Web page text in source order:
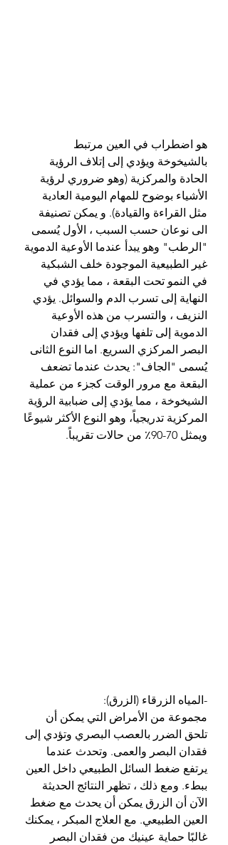
هو اضطراب في العين مرتبط
بالشيخوخة ويؤدي إلى إتلاف الرؤية
الحادة والمركزية (وهو ضروري لرؤية
الأشياء بوضوح للمهام اليومية العادية
مثل القراءة والقيادة). و يمكن تصنيفة
الى نوعان حسب السبب ، الأول يُسمى
"الرطب" وهو يبدأ عندما الأوعية الدموية
غير الطبيعية الموجودة خلف الشبكية
في النمو تحت البقعة ، مما يؤدي في
النهاية إلى تسرب الدم والسوائل. يؤدي
النزيف ، والتسرب من هذه الأوعية
الدموية إلى تلفها ويؤدي إلى فقدان
البصر المركزي السريع. اما النوع الثانى
يُسمى "الجاف": يحدث عندما تضعف
البقعة مع مرور الوقت كجزء من عملية
الشيخوخة ، مما يؤدي إلى ضبابية الرؤية
المركزية تدريجياً، وهو النوع الأكثر شيوعًا
ويمثل 70-90٪ من حالات تقريباً.
-المياه الزرقاء (الزرق):
مجموعة من الأمراض التي يمكن أن
تلحق الضرر بالعصب البصري وتؤدي إلى
فقدان البصر والعمى. وتحدث عندما
يرتفع ضغط السائل الطبيعي داخل العين
ببطء. ومع ذلك ، تظهر النتائج الحديثة
الآن أن الزرق يمكن أن يحدث مع ضغط
العين الطبيعي. مع العلاج المبكر ، يمكنك
غالبًا حماية عينيك من فقدان البصر